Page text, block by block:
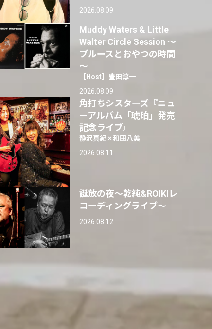
2026.08.09
Muddy Waters & Little
Walter Circle Session ～
ブルースとおやつの時間
～
［Host］豊田淳一
2026.08.09
角打ちシスターズ『ニュ
ーアルバム「琥珀」発売
記念ライブ』
静沢真紀 × 和田八美
2026.08.11
誕放の夜〜乾純&ROIKIレ
コーディングライブ〜
2026.08.12